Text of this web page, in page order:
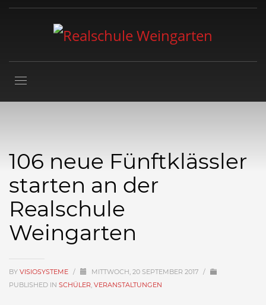
106 neue Fünftklässler
starten an der
Realschule
Weingarten
BY VISIOSYSTEME / MITTWOCH, 20 SEPTEMBER 2017 /
PUBLISHED IN SCHÜLER VERANSTALTUNGEN